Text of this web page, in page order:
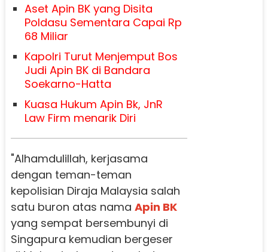
Aset Apin BK yang Disita
Poldasu Sementara Capai Rp
68 Miliar
Kapolri Turut Menjemput Bos
Judi Apin BK di Bandara
Soekarno-Hatta
Kuasa Hukum Apin Bk, JnR
Law Firm menarik Diri
"Alhamdulillah, kerjasama
dengan teman-teman
kepolisian Diraja Malaysia salah
satu buron atas nama Apin BK
yang sempat bersembunyi di
Singapura kemudian bergeser